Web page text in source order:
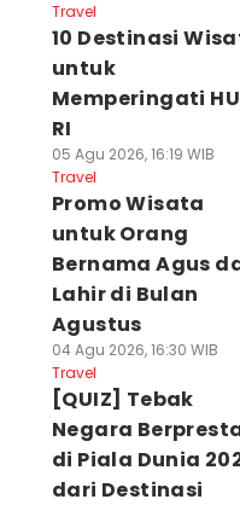
Travel
10 Destinasi
untuk
Memperingati
RI
05 Agu 2026, 16:19 WIB
Travel
Promo Wisata
untuk Orang
Bernama Agus
Lahir di Bulan
Agustus
04 Agu 2026, 16:30 WIB
Travel
[QUIZ] Tebak
Negara
di Piala Dunia
dari Destinasi